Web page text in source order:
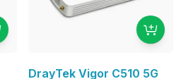
DrayTek Vigor C510 5G